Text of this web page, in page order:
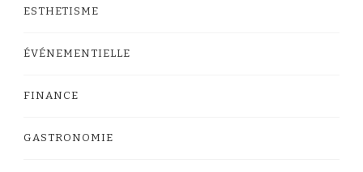
ESTHETISME
ÉVÉNEMENTIELLE
FINANCE
GASTRONOMIE